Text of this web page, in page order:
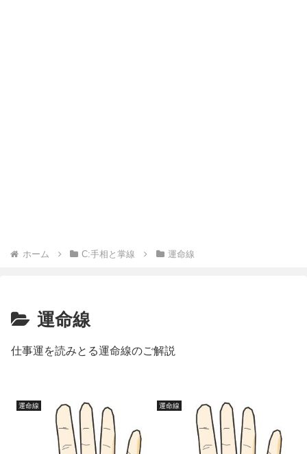
ホーム C:手相と掌線 運命線
運命線
仕事運を読みとる運命線のご解説
運命線 運命線